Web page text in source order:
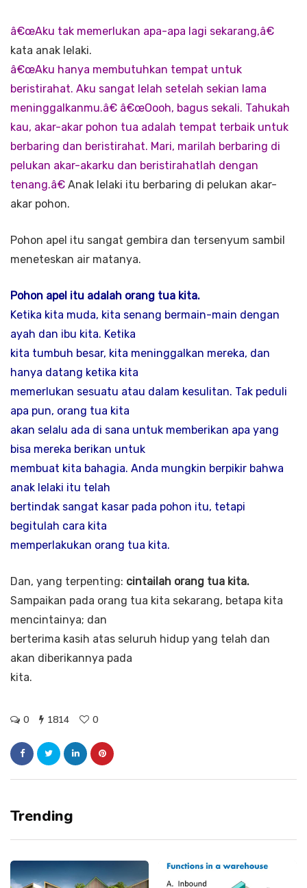
â€œAku tak memerlukan apa-apa lagi sekarang,â€
kata anak lelaki.
â€œAku hanya membutuhkan tempat untuk
beristirahat. Aku sangat lelah setelah sekian lama
meninggalkanmu.â€ â€œOooh, bagus sekali. Tahukah
kau, akar-akar pohon tua adalah tempat terbaik untuk
berbaring dan beristirahat. Mari, marilah berbaring di
pelukan akar-akarku dan beristirahatlah dengan
tenang.â€ Anak lelaki itu berbaring di pelukan akar-
akar pohon.
Pohon apel itu sangat gembira dan tersenyum sambil
meneteskan air matanya.
Pohon apel itu adalah orang tua kita.
Ketika kita muda, kita senang bermain-main dengan
ayah dan ibu kita. Ketika
kita tumbuh besar, kita meninggalkan mereka, dan
hanya datang ketika kita
memerlukan sesuatu atau dalam kesulitan. Tak peduli
apa pun, orang tua kita
akan selalu ada di sana untuk memberikan apa yang
bisa mereka berikan untuk
membuat kita bahagia. Anda mungkin berpikir bahwa
anak lelaki itu telah
bertindak sangat kasar pada pohon itu, tetapi
begitulah cara kita
memperlakukan orang tua kita.
Dan, yang terpenting: cintailah orang tua kita.
Sampaikan pada orang tua kita sekarang, betapa kita
mencintainya; dan
berterima kasih atas seluruh hidup yang telah dan
akan diberikannya pada
kita.
0 1814 0
Trending